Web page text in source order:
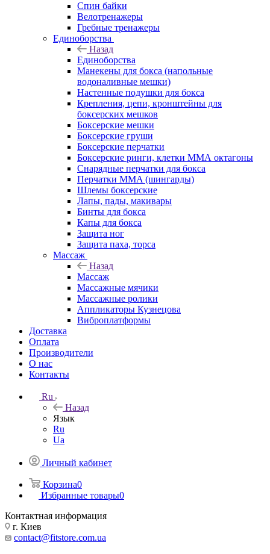
Спин байки
Велотренажеры
Гребные тренажеры
Единоборства
Назад
Единоборства
Манекены для бокса (напольные
водоналивные мешки)
Настенные подушки для бокса
Крепления, цепи, кронштейны для
боксерских мешков
Боксерские мешки
Боксерские груши
Боксерские перчатки
Боксерские ринги, клетки ММА октагоны
Снарядные перчатки для бокса
Перчатки MMA (шингарды)
Шлемы боксерские
Лапы, пады, макивары
Бинты для бокса
Капы для бокса
Защита ног
Защита паха, торса
Массаж
Назад
Массаж
Массажные мячики
Массажные ролики
Аппликаторы Кузнецова
Виброплатформы
Доставка
Оплата
Производители
О нас
Контакты
Ru
Назад
Язык
Ru
Ua
Личный кабинет
Корзина0
Избранные товары0
Контактная информация
г. Киев
contact@fitstore.com.ua